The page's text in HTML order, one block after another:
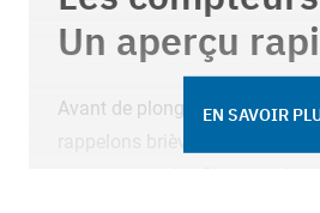
EN SAVOIR
Un aperçu
Avant de plonger dans la
rappelons brièvement les